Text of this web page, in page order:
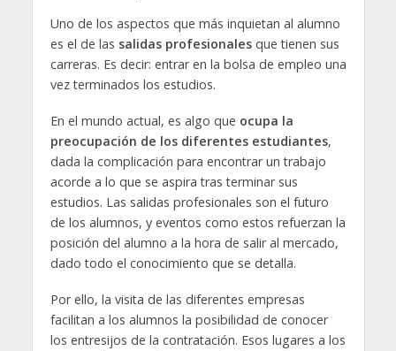
Uno de los aspectos que más inquietan al alumno
es el de las salidas profesionalesque tienen sus
carreras. Es decir: entrar en la bolsa de empleo una
vez terminados los estudios.
En el mundo actual, es algo que ocupa la
preocupación de los diferentes estudiantes,
dada la complicación para encontrar un trabajo
acorde a lo que se aspira tras terminar sus
estudios. Las salidas profesionales son el futuro
de los alumnos, y eventos como estos refuerzan la
posición del alumno a la hora de salir al mercado,
dado todo el conocimiento que se detalla.
Por ello, la visita de las diferentes empresas
facilitan a los alumnos la posibilidad de conocer
los entresijos de la contratación. Esos lugares a los